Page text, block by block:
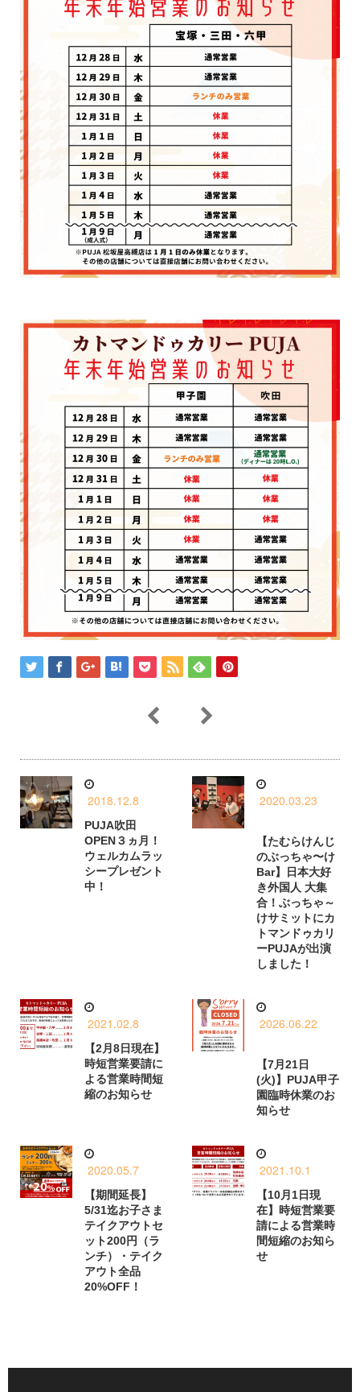
2018.12.8
PUJA吹田
OPEN３ヵ月！
ウェルカムラッ
シープレゼント
中！
2020.03.23
【たむらけんじ
のぶっちゃ〜け
Bar】日本大好
き外国人 大集
合！ぶっちゃ～
けサミットにカ
トマンドゥカリ
ーPUJAが出演
しました！
2021.02.8
【2月8日現在】
時短営業要請に
よる営業時間短
縮のお知らせ
2026.06.22
【7月21日
(火)】PUJA甲子
園臨時休業のお
知らせ
2020.05.7
【期間延長】
5/31迄お子さま
テイクアウトセ
ット200円（ラ
ンチ）・テイク
アウト全品
20%OFF！
2021.10.1
【10月1日現
在】時短営業要
請による営業時
間短縮のお知ら
せ